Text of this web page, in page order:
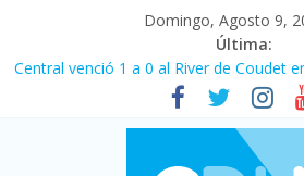
Domingo, Agosto 9,
Última:
Central venció 1 a 0 al River de Coudet
La morosidad alcanzó su nivel más alto
afecta a 400 mil deudores en Santa Fe
Desde que asumió Milei cerraron 41.000
denuncia crisis como en 2001